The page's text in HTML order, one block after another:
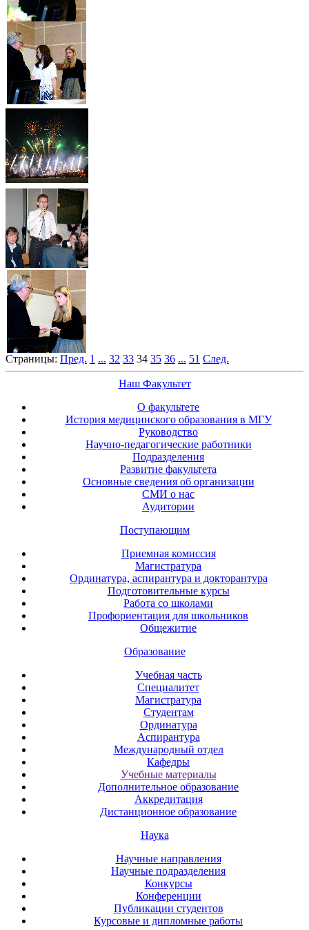
Страницы: Пред. 1 ... 32 33 34 35 36 ... 51 След.
Наш Факультет
О факультете
История медицинского образования в МГУ
Руководство
Научно-педагогические работники
Подразделения
Развитие факультета
Основные сведения об организации
СМИ о нас
Аудитории
Поступающим
Приемная комиссия
Магистратура
Ординатура, аспирантура и докторантура
Подготовительные курсы
Работа со школами
Профориентация для школьников
Общежитие
Образование
Учебная часть
Специалитет
Магистратура
Студентам
Ординатура
Аспирантура
Международный отдел
Кафедры
Учебные материалы
Дополнительное образование
Аккредитация
Дистанционное образование
Наука
Научные направления
Научные подразделения
Конкурсы
Конференции
Публикации студентов
Курсовые и дипломные работы